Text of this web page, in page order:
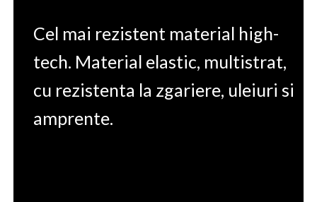
Cel mai rezistent material high-
tech. Material elastic, multistrat,
cu rezistenta la zgariere, uleiuri si
amprente.